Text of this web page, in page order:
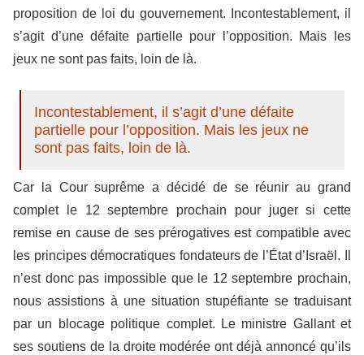
proposition de loi du gouvernement. Incontestablement, il
s’agit d’une défaite partielle pour l’opposition. Mais les
jeux ne sont pas faits, loin de là.
Incontestablement, il s’agit d’une défaite
partielle pour l’opposition. Mais les jeux ne
sont pas faits, loin de là.
Car la Cour suprême a décidé de se réunir au grand
complet le 12 septembre prochain pour juger si cette
remise en cause de ses prérogatives est compatible avec
les principes démocratiques fondateurs de l’État d’Israël. Il
n’est donc pas impossible que le 12 septembre prochain,
nous assistions à une situation stupéfiante se traduisant
par un blocage politique complet. Le ministre Gallant et
ses soutiens de la droite modérée ont déjà annoncé qu’ils